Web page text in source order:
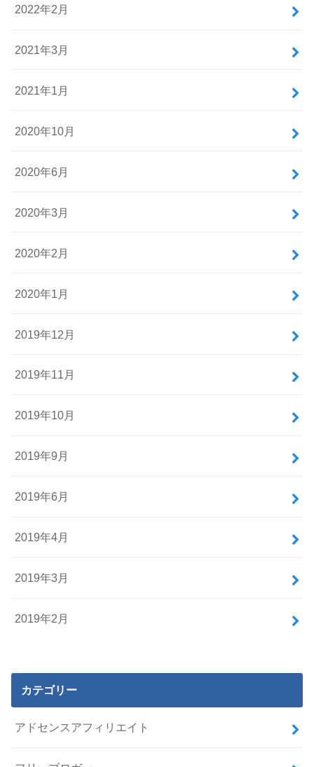
2022年2月
2021年3月
2021年1月
2020年10月
2020年6月
2020年3月
2020年2月
2020年1月
2019年12月
2019年11月
2019年10月
2019年9月
2019年6月
2019年4月
2019年3月
2019年2月
カテゴリー
アドセンスアフィリエイト